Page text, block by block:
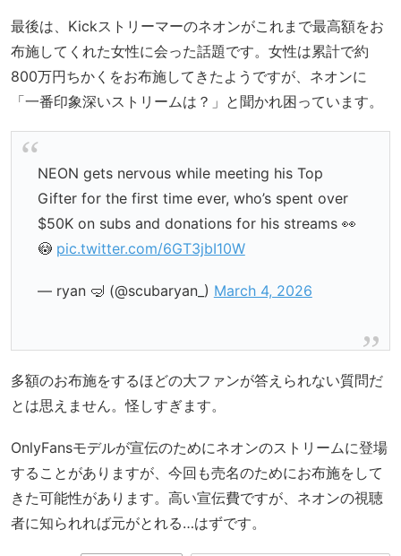
最後は、Kickストリーマーのネオンがこれまで最高額をお
布施してくれた女性に会った話題です。女性は累計で約
800万円ちかくをお布施してきたようですが、ネオンに
「一番印象深いストリームは？」と聞かれ困っています。
NEON gets nervous while meeting his Top
Gifter for the first time ever, who’s spent over
$50K on subs and donations for his streams 👀
😳 pic.twitter.com/6GT3jbI10W
— ryan 🤿 (@scubaryan_) March 4, 2026
多額のお布施をするほどの大ファンが答えられない質問だ
とは思えません。怪しすぎます。
OnlyFansモデルが宣伝のためにネオンのストリームに登場
することがありますが、今回も売名のためにお布施をして
きた可能性があります。高い宣伝費ですが、ネオンの視聴
者に知られれば元がとれる…はずです。